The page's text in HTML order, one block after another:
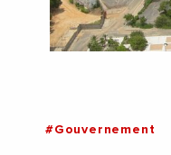
#Gouvernement